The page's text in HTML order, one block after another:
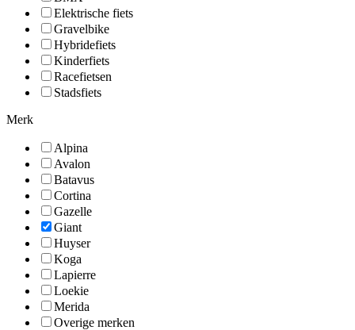
Elektrische fiets
Gravelbike
Hybridefiets
Kinderfiets
Racefietsen
Stadsfiets
Merk
Alpina
Avalon
Batavus
Cortina
Gazelle
Giant
Huyser
Koga
Lapierre
Loekie
Merida
Overige merken